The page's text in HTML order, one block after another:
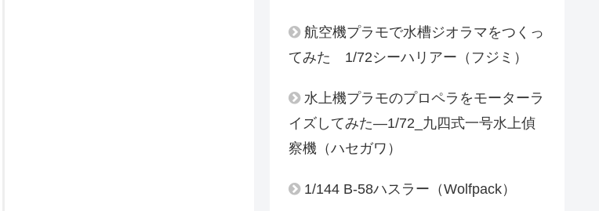
航空機プラモで水槽ジオラマをつくっ
てみた 1/72シーハリアー（フジミ）
水上機プラモのプロペラをモーターラ
イズしてみた―1/72_九四式一号水上偵
察機（ハセガワ）
1/144 B-58ハスラー（Wolfpack）